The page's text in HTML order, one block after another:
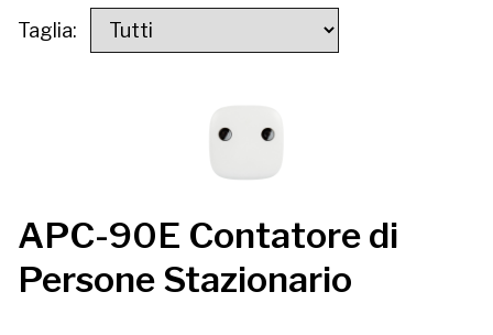
Taglia:
APC-90E Contatore di
Persone Stazionario